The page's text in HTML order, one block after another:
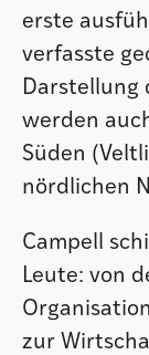
erste
verfasste
Darstellung
werden
Süden
nördlichen
Campell
Leute: von
zur